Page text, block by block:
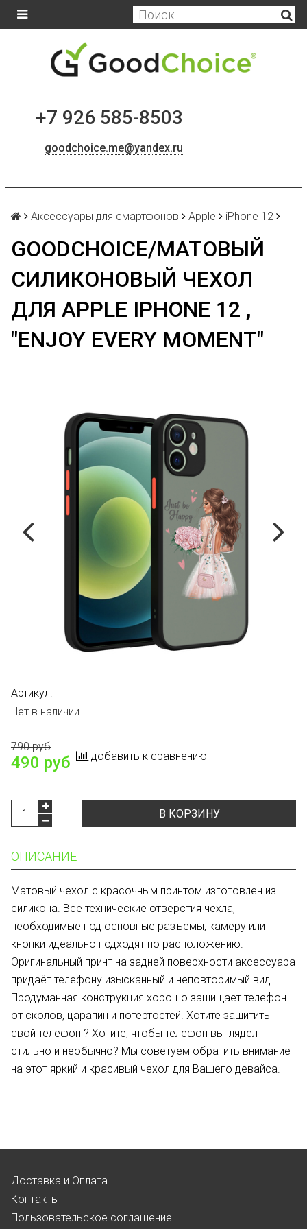
+7 926 585-8503
goodchoice.me@yandex.ru
Аксессуары для смартфонов Apple iPhone 12
GOODCHOICE/МАТОВЫЙ
СИЛИКОНОВЫЙ ЧЕХОЛ
ДЛЯ APPLE IPHONE 12 ,
"ENJOY EVERY MOMENT"
Артикул:
Нет в наличии
790 руб
490 руб добавить к сравнению
В КОРЗИНУ
ОПИСАНИЕ
Матовый чехол с красочным принтом изготовлен из
силикона. Все технические отверстия чехла,
необходимые под основные разъемы, камеру или
кнопки идеально подходят по расположению.
Оригинальный принт на задней поверхности аксессуара
придаёт телефону изысканный и неповторимый вид.
Продуманная конструкция хорошо защищает телефон
от сколов, царапин и потертостей. Хотите защитить
свой телефон ? Хотите, чтобы телефон выглядел
стильно и необычно? Мы советуем обратить внимание
на этот яркий и красивый чехол для Вашего девайса.
Доставка и Оплата
Контакты
Пользовательское соглашение